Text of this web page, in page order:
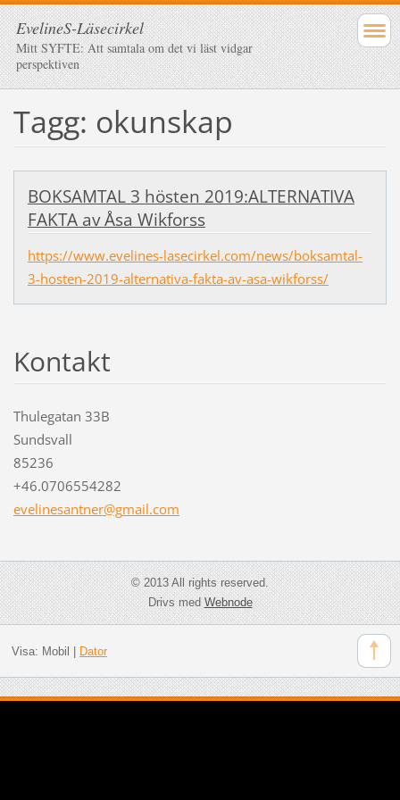
EvelineS-Läsecirkel
Mitt SYFTE: Att samtala om det vi läst vidgar
perspektiven
Tagg: okunskap
BOKSAMTAL 3 hösten 2019:ALTERNATIVA
FAKTA av Åsa Wikforss
https://www.evelines-lasecirkel.com/news/boksamtal-
3-hosten-2019-alternativa-fakta-av-asa-wikforss/
Kontakt
Thulegatan 33B
Sundsvall
85236
+46.0706554282
evelinesantner@gmail.com
© 2013 All rights reserved.
Drivs medWebnode
Visa: Mobil Dator